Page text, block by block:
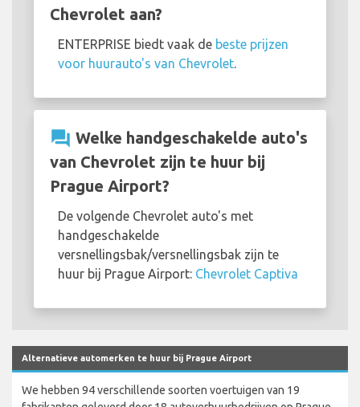
Chevrolet aan?
ENTERPRISE biedt vaak de beste prijzen
voor huurauto's van Chevrolet
question_answer Welke handgeschakelde auto's
van Chevrolet zijn te huur bij
Prague Airport?
De volgende Chevrolet auto's met
handgeschakelde
versnellingsbak/versnellingsbak zijn te
huur bij Prague Airport: Chevrolet Captiva
Alternatieve automerken te huur bij Prague Airport
We hebben 94 verschillende soorten voertuigen van 19